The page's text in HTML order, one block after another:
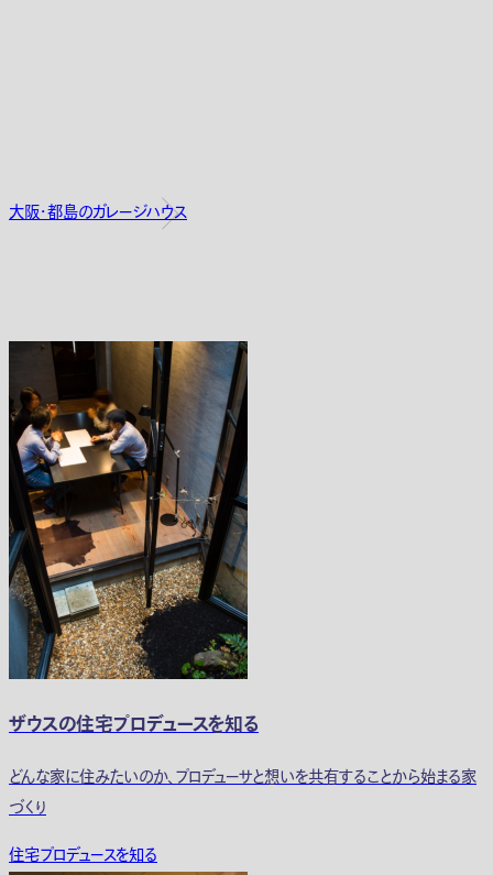
大阪・都島のガレージハウス
ザウスの住宅プロデュースを知る
どんな家に住みたいのか、プロデューサと想いを共有することから始まる家
づくり
住宅プロデュースを知る